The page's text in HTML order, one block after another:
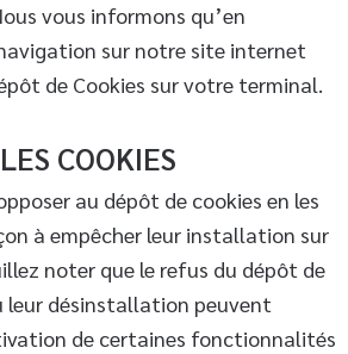
vous informons qu’en
sur notre site internet
de Cookies sur votre terminal.
COOKIES
au dépôt de cookies en les
à empêcher leur installation sur
noter que le refus du dépôt de
leur désinstallation peuvent
de certaines fonctionnalités